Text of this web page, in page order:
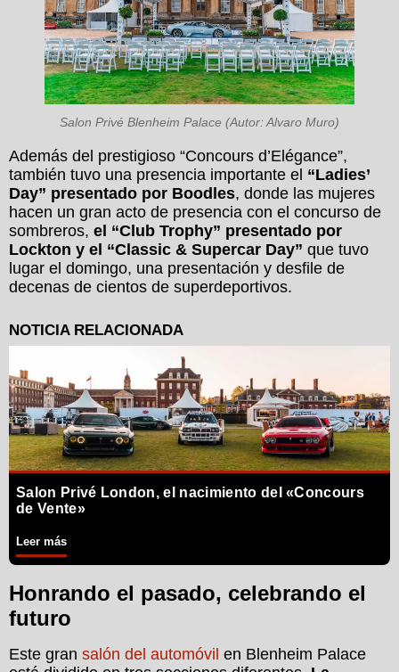
Salon Privé Blenheim Palace (Autor: Alvaro Muro)
Además del prestigioso “Concours d’Elégance”,
también tuvo una presencia importante el “Ladies’
Day” presentado por Boodles, donde las mujeres
hacen un gran acto de presencia con el concurso de
sombreros, el “Club Trophy” presentado por
Lockton y el “Classic & Supercar Day” que tuvo
lugar el domingo, una presentación y desfile de
decenas de cientos de superdeportivos.
Salon Privé London, el nacimiento del «Concours
de Vente»
Leer más
Honrando el pasado, celebrando el
futuro
Este gran salón del automóvil en Blenheim Palace